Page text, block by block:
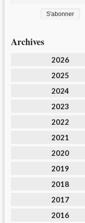
Archives
2026
2025
2024
2023
2022
2021
2020
2019
2018
2017
2016